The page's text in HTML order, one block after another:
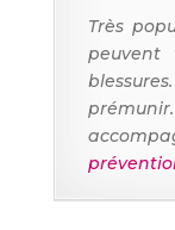
Très
peuvent